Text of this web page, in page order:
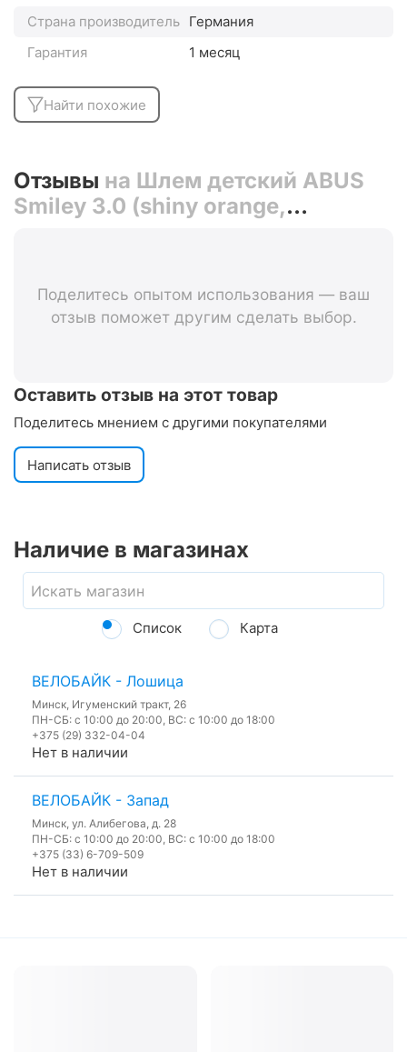
Страна производитель Германия
Гарантия
1 месяц
Найти похожие
Отзывы на Шлем детский ABUS
Smiley 3.0 (shiny orange,
Поделитесь опытом использования — ваш
отзыв поможет другим сделать выбор.
Оставить отзыв на этот товар
Поделитесь мнением с другими покупателями
Написать отзыв
Наличие в магазинах
Список Карта
ВЕЛОБАЙК - Лошица
Минск, Игуменский тракт, 26
ПН-СБ: с 10:00 до 20:00, ВС: с 10:00 до 18:00
+375 (29) 332-04-04
Нет в наличии
ВЕЛОБАЙК - Запад
Минск, ул. Алибегова, д. 28
ПН-СБ: с 10:00 до 20:00, ВС: с 10:00 до 18:00
+375 (33) 6-709-509
Нет в наличии